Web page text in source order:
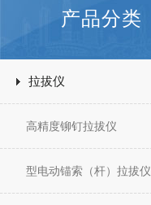
产品分类
拉拔仪
高精度铆钉拉拔仪
型电动锚索（杆）拉拔仪